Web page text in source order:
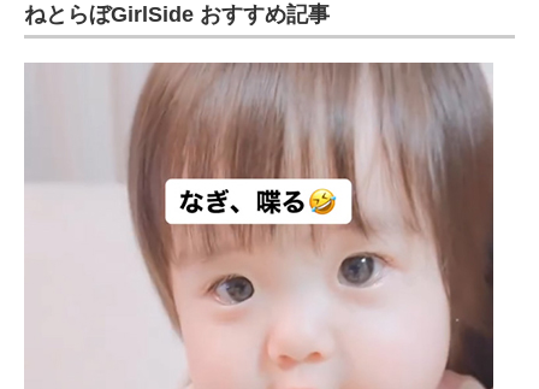
ねとらぼGirlSide おすすめ記事